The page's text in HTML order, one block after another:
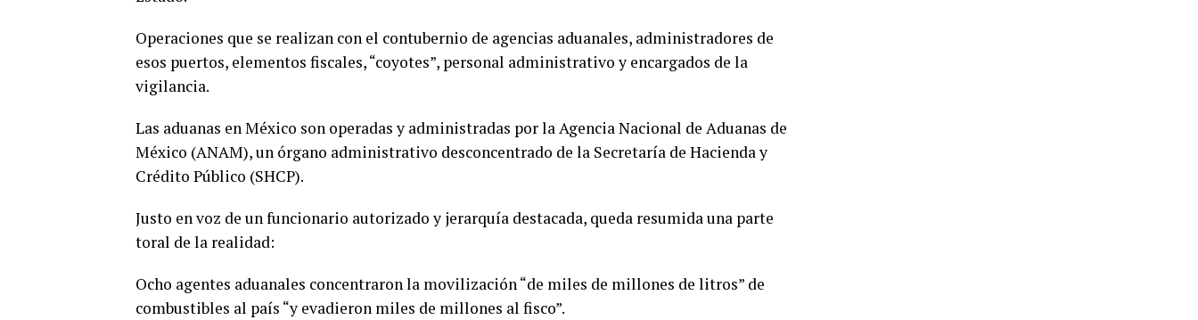
Operaciones que se realizan con el contubernio de agencias aduanales, administradores de
esos puertos, elementos fiscales, “coyotes”, personal administrativo y encargados de la
vigilancia.
Las aduanas en México son operadas y administradas por la Agencia Nacional de Aduanas de
México (ANAM), un órgano administrativo desconcentrado de la Secretaría de Hacienda y
Crédito Público (SHCP).
Justo en voz de un funcionario autorizado y jerarquía destacada, queda resumida una parte
toral de la realidad:
Ocho agentes aduanales concentraron la movilización “de miles de millones de litros” de
combustibles al país “y evadieron miles de millones al fisco”.